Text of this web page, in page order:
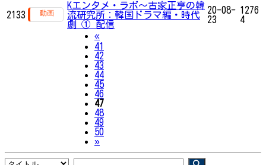
2133
Kエンタメ・ラボ～古家正亨の韓
流研究所：韓国ドラマ編・時代
劇 ① 配信
20-08-
23
1276
4
«Previous
41
42
43
44
45
46
47
48
49
50
»Next